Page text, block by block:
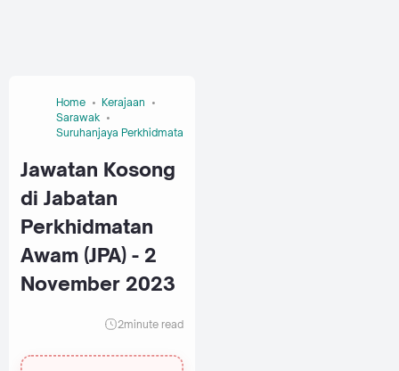
Home
Kerajaan
Sarawak
Suruhanjaya Perkhidmatan Awam Malaysia (SPA)
Jawatan Kosong
di Jabatan
Perkhidmatan
Awam (JPA) - 2
November 2023
2minute read